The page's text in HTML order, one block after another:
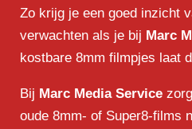
Zo krijg je een goed inzicht
verwachten als je bij Marc
kostbare 8mm filmpjes laat
Bij Marc Media Service
oude 8mm- of Super8-films